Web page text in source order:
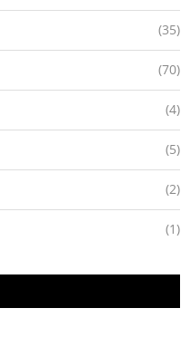
(35)
(70)
(4)
(5)
(2)
(1)